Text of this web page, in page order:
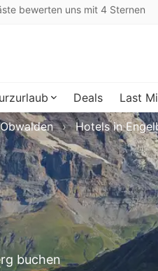
bewerten uns mit 4 Sternen
Deals Last
buchen
Hotels in